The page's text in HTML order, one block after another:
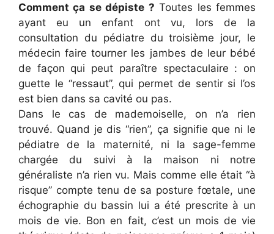
Comment ça se dépiste ? Toutes les femmes
ayant eu un enfant ont vu, lors de la
consultation du pédiatre du troisième jour, le
médecin faire tourner les jambes de leur bébé
de façon qui peut paraître spectaculaire : on
guette le “ressaut”, qui permet de sentir si l’os
est bien dans sa cavité ou pas.
Dans le cas de mademoiselle, on n’a rien
trouvé. Quand je dis “rien”, ça signifie que ni le
pédiatre de la maternité, ni la sage-femme
chargée du suivi à la maison ni notre
généraliste n’a rien vu. Mais comme elle était “à
risque” compte tenu de sa posture fœtale, une
échographie du bassin lui a été prescrite à un
mois de vie. Bon en fait, c’est un mois de vie